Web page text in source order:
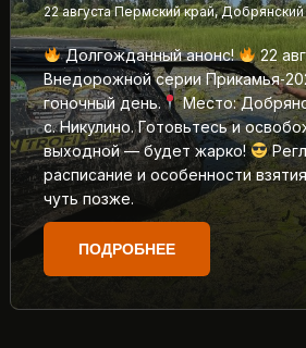
22 августа Пермский край,
Долгожданный анонс!
22
Внедорожной серии
гоночный день.
Место:
с. Никулино. Готовьтесь и
выходной — будет жарко!
расписание и особенности
чуть позже.
ПОДРОБНЕЕ